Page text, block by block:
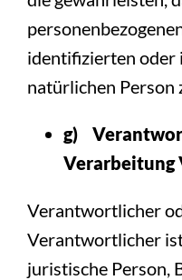
identifizierten oder
natürlichen Person
g)
Verantwortlicher
Verantwortlicher
juristische Person,